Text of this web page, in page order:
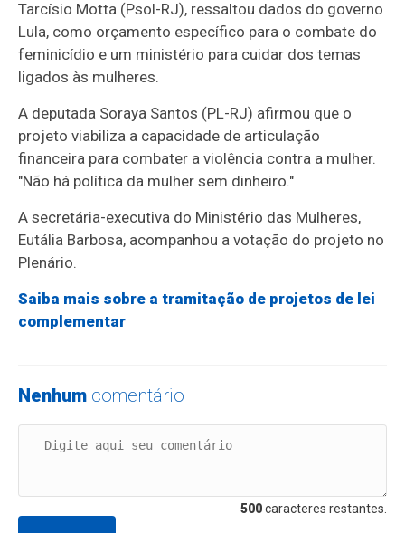
Tarcísio Motta (Psol-RJ), ressaltou dados do governo
Lula, como orçamento específico para o combate do
feminicídio e um ministério para cuidar dos temas
ligados às mulheres.
A deputada Soraya Santos (PL-RJ) afirmou que o
projeto viabiliza a capacidade de articulação
financeira para combater a violência contra a mulher.
"Não há política da mulher sem dinheiro."
A secretária-executiva do Ministério das Mulheres,
Eutália Barbosa, acompanhou a votação do projeto no
Plenário.
Saiba mais sobre a tramitação de projetos de lei
complementar
Nenhum comentário
500caracteres restantes.